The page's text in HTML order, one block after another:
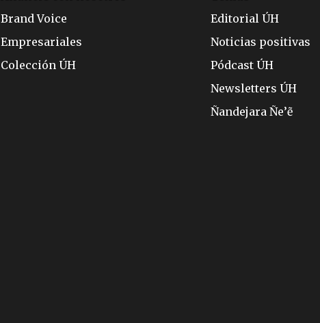
Brand Voice
Empresariales
Colección ÚH
Editorial ÚH
Noticias positivas
Pódcast ÚH
Newsletters ÚH
Ñandejara Ñe’ẽ